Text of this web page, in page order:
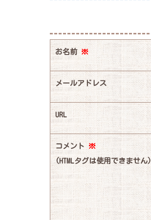
お名前 ※
メールアドレス
URL
コメント ※
(HTMLタグは使用できません)